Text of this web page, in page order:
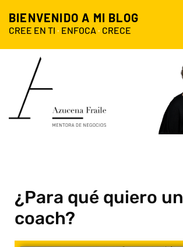
BIENVENIDO A MI BLOG
CREE EN TI · ENFOCA· CRECE
¿Para qué quiero un
coach?